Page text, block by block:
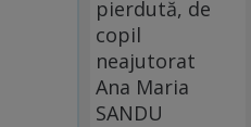
pierdută, de
copil
neajutorat
Ana Maria
SANDU